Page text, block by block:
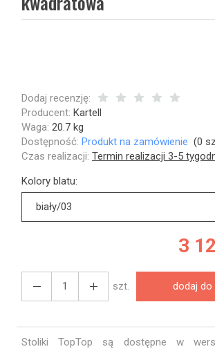
Dodaj recenzję:
Producent: Kartell
Waga: 20.7 kg
Dostępność: Produkt na zamówienie (0
Czas realizacji: Termin realizacji 3-5
Kolory blatu:
biały/03
3
szt. dodaj do
Stoliki TopTop są dostępne w